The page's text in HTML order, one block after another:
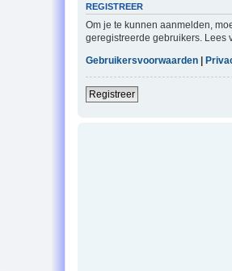
REGISTREER
Om je te kunnen aanmelden,
geregistreerde gebruikers. Lees
Gebruikersvoorwaarden
Registreer